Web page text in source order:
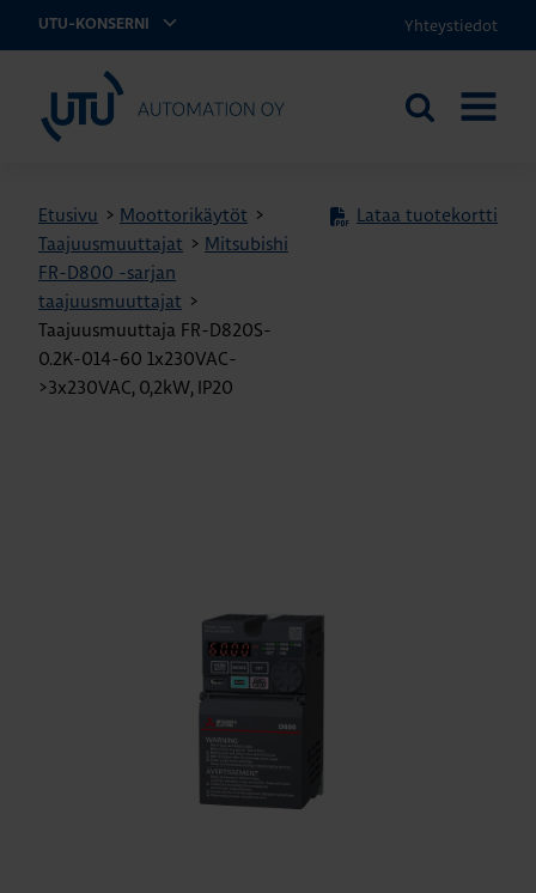
UTU-KONSERNI Yhteystiedot
UTU Automation
Etsi
Etusivu > Moottorikäytöt >
Taajuusmuuttajat > Mitsubishi
FR-D800 -sarjan
taajuusmuuttajat >
Taajuusmuuttaja FR-D820S-
0.2K-014-60 1x230VAC-
>3x230VAC, 0,2kW, IP20
Lataa tuotekortti